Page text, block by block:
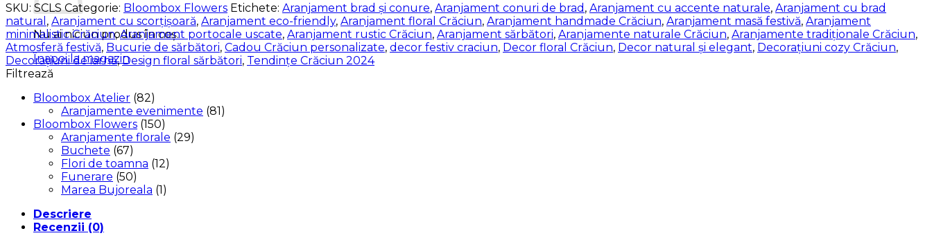
Nu ai niciun produs în coș.
Înapoi la magazin
SKU:SCLS Categorie: Bloombox Flowers Etichete: Aranjament brad și conure, Aranjament conuri de brad , Aranjament cu accente naturale, Aranjament cu brad
natural , Aranjament cu scorțișoară, Aranjament eco-friendly, Aranjament floral Crăciun, Aranjament handmade Crăciun, Aranjament masă festivă, Aranjament
minimalistic Crăciun,Aranjament portocale uscate, Aranjament rustic Crăciun, Aranjament sărbători, Aranjamente naturale Crăciun, Aranjamente tradiționale Crăciun,
Atmosferă festivă, Bucurie de sărbători, Cadou Crăciun personalizate, decor festiv craciun, Decor floral Crăciun, Decor natural și elegant, Decorațiuni cozy Crăciun,
Decorațiuni de iarnă,Design floral sărbători, Tendințe Crăciun 2024
Filtrează
Bloombox Atelier (82)
Aranjamente evenimente (81)
Bloombox Flowers (150)
Aranjamente florale (29)
Buchete (67)
Flori de toamna (12)
Funerare (50)
Marea Bujoreala (1)
Descriere
Recenzii (0)